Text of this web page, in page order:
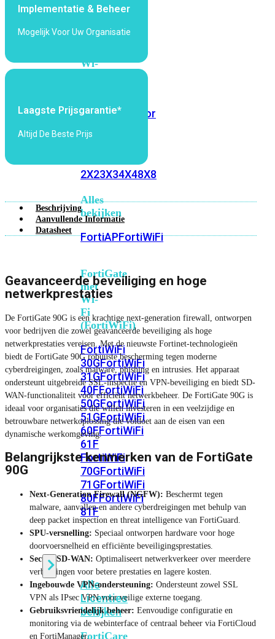
6EWi-
7
Wi-
IndoorOutdoor
2X23X34X48X8
Alles
bekijken
FortiAPFortiWiFi
FortiGate
met
Wi-
Fi
(FortiWiFi)
FortiWiFi
30GFortiWiFi
31GFortiWiFi
40FFortiWiFi
50GFortiWiFi
51GFortiWiFi
60FFortiWiFi
61F
FortiWiFi
70GFortiWiFi
71GFortiWiFi
80FFortiWiFi
81F
Licentie
Alle
Licenties
bekijken
FortiCare
Implementatie & Beheer
Mogelijk Voor Uw Organisatie
Laagste Prijsgarantie*
Altijd De Beste Prijs
Beschrijving
Aanvullende Informatie
Datasheet
Geavanceerde beveiliging en hoge
netwerkprestaties
De FortiGate 90G is een krachtige next-generation firewall, ontworpen
voor bedrijven die zowel geavanceerde beveiliging als hoge
netwerkprestaties vereisen. Met de nieuwste Fortinet-technologieën
biedt de FortiGate 90G robuuste bescherming tegen moderne
cyberdreigingen, zoals malware, phishing en intrusies. Het apparaat
ondersteunt uitgebreide SSL-inspectie en VPN-beveiliging en biedt SD-
WAN-functionaliteit voor efficiënt netwerkbeheer. De FortiGate 90G is
ideaal voor organisaties die willen investeren in een veelzijdige en
betrouwbare netwerkoplossing die voldoet aan de eisen van een
dynamische werkomgeving.
Belangrijkste kenmerken van de FortiGate
90G
Next-Generation Firewall (NGFW): Beschermt tegen
malware, aanvallen en andere cyberdreigingen met behulp van
deep packet inspection en threat intelligence van FortiGuard.
SPU-versnelling: Speciaal ontworpen hardware voor hoge
doorvoersnelheid en efficiënte beveiligingsprestaties.
Secure SD-WAN: Optimaliseert netwerkverkeer over meerdere
verbindingen voor betere prestaties en lagere kosten.
Ingebouwde VPN-ondersteuning: Ondersteunt zowel SSL
VPN als IPsec VPN voor veilige externe toegang.
Gebruiksvriendelijk beheer: Eenvoudige configuratie en
monitoring via de webinterface of centraal beheer via FortiCloud
en FortiManager.